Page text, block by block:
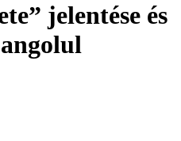
jelentése és